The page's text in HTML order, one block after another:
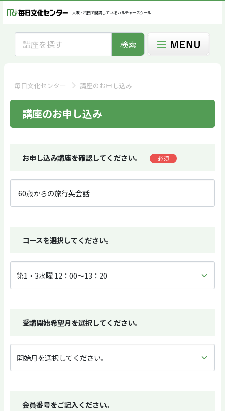
大阪・梅田で開講しているカルチャースクール
検索
毎日文化センター 講座のお申し込み
講座のお申し込み
お申し込み講座を確認してください。 必須
コースを選択してください。
受講開始希望月を選択してください。
会員番号をご記入ください。